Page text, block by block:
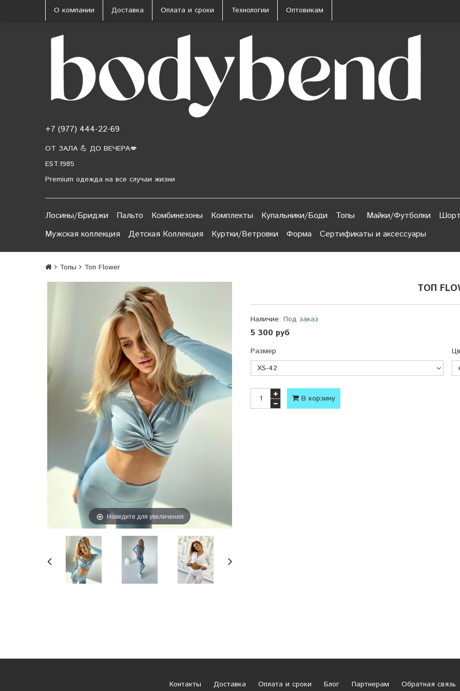
О компании Доставка Оплата и сроки Технологии Оптовикам
+7 (977) 444-22-69
ОТ ЗАЛА 💪 ДО ВЕЧЕРА💋
EST.1985
Premium одежда на все случаи жизни
Лосины/Бриджи Пальто Комбинезоны Комплекты Купальники/Боди Топы Майки/Футболки
Мужская коллекция
Детская Коллекция Куртки/Ветровки Форма Сертификаты и аксессуары
Топы Топ Flower
Наведите для увеличения
ТОП
Наличие: Под заказ
5 300 руб
Размер
В корзину
Контакты Доставка Оплата и сроки Блог Партнерам Обратная связь